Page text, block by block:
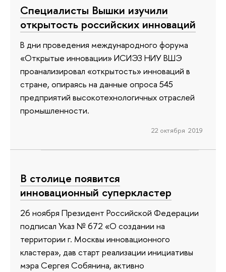
Специалисты Вышки изучили
открытость российских инноваций
В дни проведения международного форума
«Открытые инновации» ИСИЭЗ НИУ ВШЭ
проанализировал «открытость» инноваций в
стране, опираясь на данные опроса 545
предприятий высокотехнологичных отраслей
промышленности.
22 октября 2019
В столице появится
инновационный суперкластер
26 ноября Президент Российской Федерации
подписал Указ № 672 «О создании на
территории г. Москвы инновационного
кластера», дав старт реализации инициативы
мэра Сергея Собянина, активно